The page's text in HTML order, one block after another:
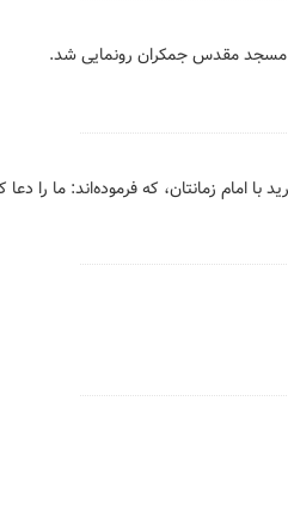
مسجد مقدس جمکران رونمایی شد.
با امام زمانتان، که فرموده‌اند: ما را دعا